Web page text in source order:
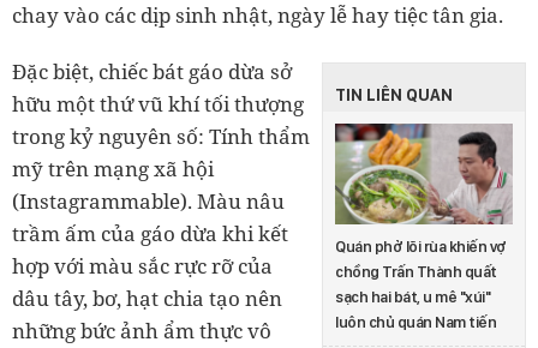
chay vào các dịp sinh nhật, ngày lễ hay tiệc tân gia.
TIN LIÊN QUAN
Quán phở lõi rùa khiến vợ
chồng Trấn Thành quất
sạch hai bát, u mê "xúi"
luôn chủ quán Nam tiến
Đặc biệt, chiếc bát gáo dừa sở
hữu một thứ vũ khí tối thượng
trong kỷ nguyên số: Tính thẩm
mỹ trên mạng xã hội
(Instagrammable). Màu nâu
trầm ấm của gáo dừa khi kết
hợp với màu sắc rực rỡ của
dâu tây, bơ, hạt chia tạo nên
những bức ảnh ẩm thực vô